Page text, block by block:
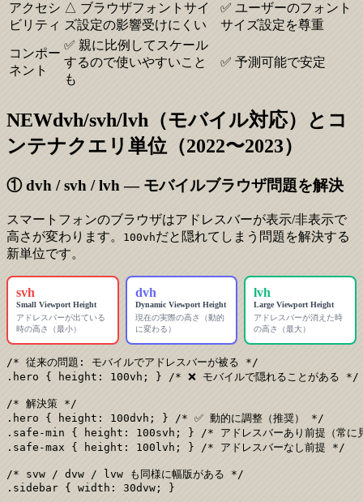
アクセシ
ビリティ
△ ブラウザフォントサイ
ズ設定の影響受けにくい
✅ ユーザーのフォント
サイズ設定を尊重
コンポー
ネント
✅ 親に比例してスケール
するので使いやすいこと
も
✅ 予測可能で安定
NEWdvh/svh/lvh（モバイル対応）とコ
ンテナクエリ単位（2022〜2023）
① dvh / svh / lvh — モバイルブラウザ問題を解決
スマートフォンのブラウザはアドレスバーが表示/非表示で
高さが変わります。
100vhだと隠れてしまう問題を解決する
新単位です。
svh
Small Viewport Height
アドレスバーが出ている
時の高さ（最小）
dvh
Dynamic Viewport Height
現在の実際の高さ（動的
に変わる）
lvh
Large Viewport Height
アドレスバーが消えた時
の高さ（最大）
/* 従来の問題: モバイルでアドレスバーが被る */
.hero { height: 100vh; } /* ❌ モバイルで隠れることがある */
/* 解決策 */
.hero { height: 100dvh; } /* ✅ 動的に調整（推奨） */
.safe-min { height: 100svh; } /* アドレスバーあり前提（常に
.safe-max { height: 100lvh; } /* アドレスバーなし前提 */
/* svw / dvw / lvw も同様に幅版がある */
.sidebar { width: 30dvw; }